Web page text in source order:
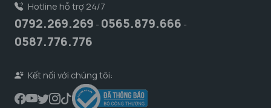
Hotline hỗ trợ 24/7
0792.269.269 - 0565.879.666 -
0587.776.776
Kết nối với chúng tôi: